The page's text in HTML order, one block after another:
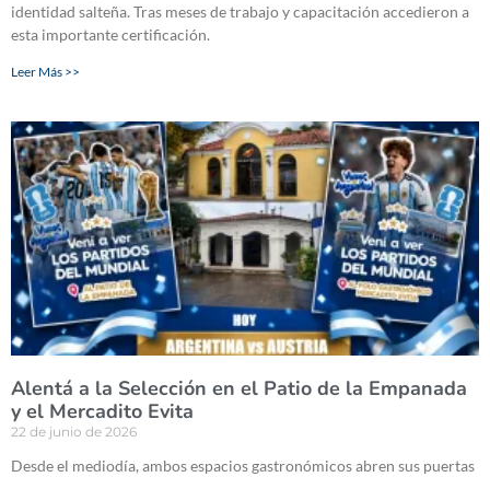
identidad salteña. Tras meses de trabajo y capacitación accedieron a
esta importante certificación.
Leer Más >>
Alentá a la Selección en el Patio de la Empanada
y el Mercadito Evita
22 de junio de 2026
Desde el mediodía, ambos espacios gastronómicos abren sus puertas